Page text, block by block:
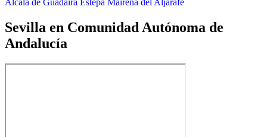
Alcalá de Guadaíra Estepa Mairena del Aljarafe
Sevilla en Comunidad Autónoma de
Andalucía